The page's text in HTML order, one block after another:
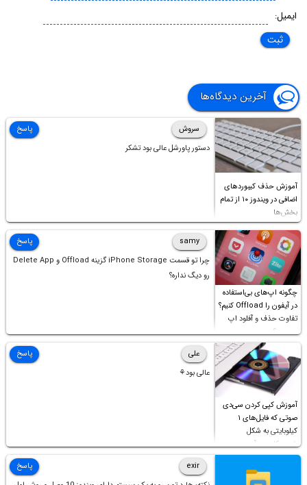
ایمیل:
آخرین دیدگاه‌ها
آموزش حذف کیبوردهای
اضافی در ویندوز ۱۰ از تمام
بخش‌ها
سروش
دستور پاورشل عالی بود تشکر
پاسخ
چگونه اپ‌های بی‌استفاده
در آیفون را Offload کنیم؟
تفاوت حذف و آفلود اپ
چیست؟
samy
چرا تو قسمت iPhone Storage گزینه Offload و Delete App
رو دیگ نداره؟
پاسخ
آموزش کپی کردن سی‌دی
صوتی که فایل‌های ۱
کیلوبایتی به شکل
شورت‌کات در آن موجود
است!
علی
عالی بود⚘
پاسخ
exir
پاسخ